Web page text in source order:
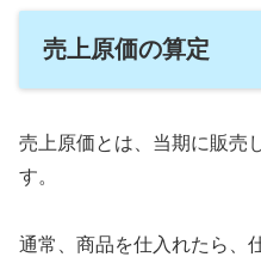
売上原価の算定
売上原価とは、当期に販売
す。
通常、商品を仕入れたら、